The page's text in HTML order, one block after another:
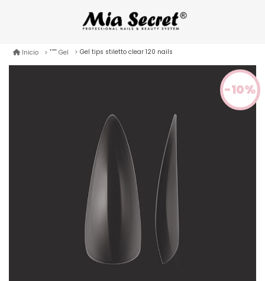
Inicio Gel Gel tips stiletto clear 120 nails
-10%